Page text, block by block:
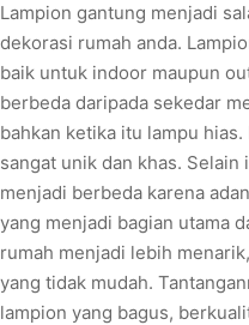
Lampion gantung menjadi
dekorasi rumah anda.
baik untuk indoor maupun
berbeda daripada sekedar
bahkan ketika itu lampu
sangat unik dan khas.
menjadi berbeda karena
yang menjadi bagian utama
rumah menjadi lebih
yang tidak mudah.
lampion yang bagus,